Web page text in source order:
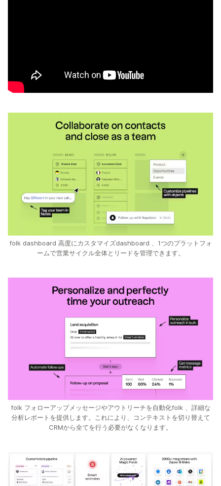
folk dashboard 高度にカスタマイズdashboard 、1つのプラットフォ
ームで営業サイクル全体とリードを管理できます。
folk フォローアップメッセージやアウトリーチを自動化folk 、詳細な
分析レポートを提供します。これにより、コンテキストを切り替えて
CRMから全てを行う必要がなくなります。